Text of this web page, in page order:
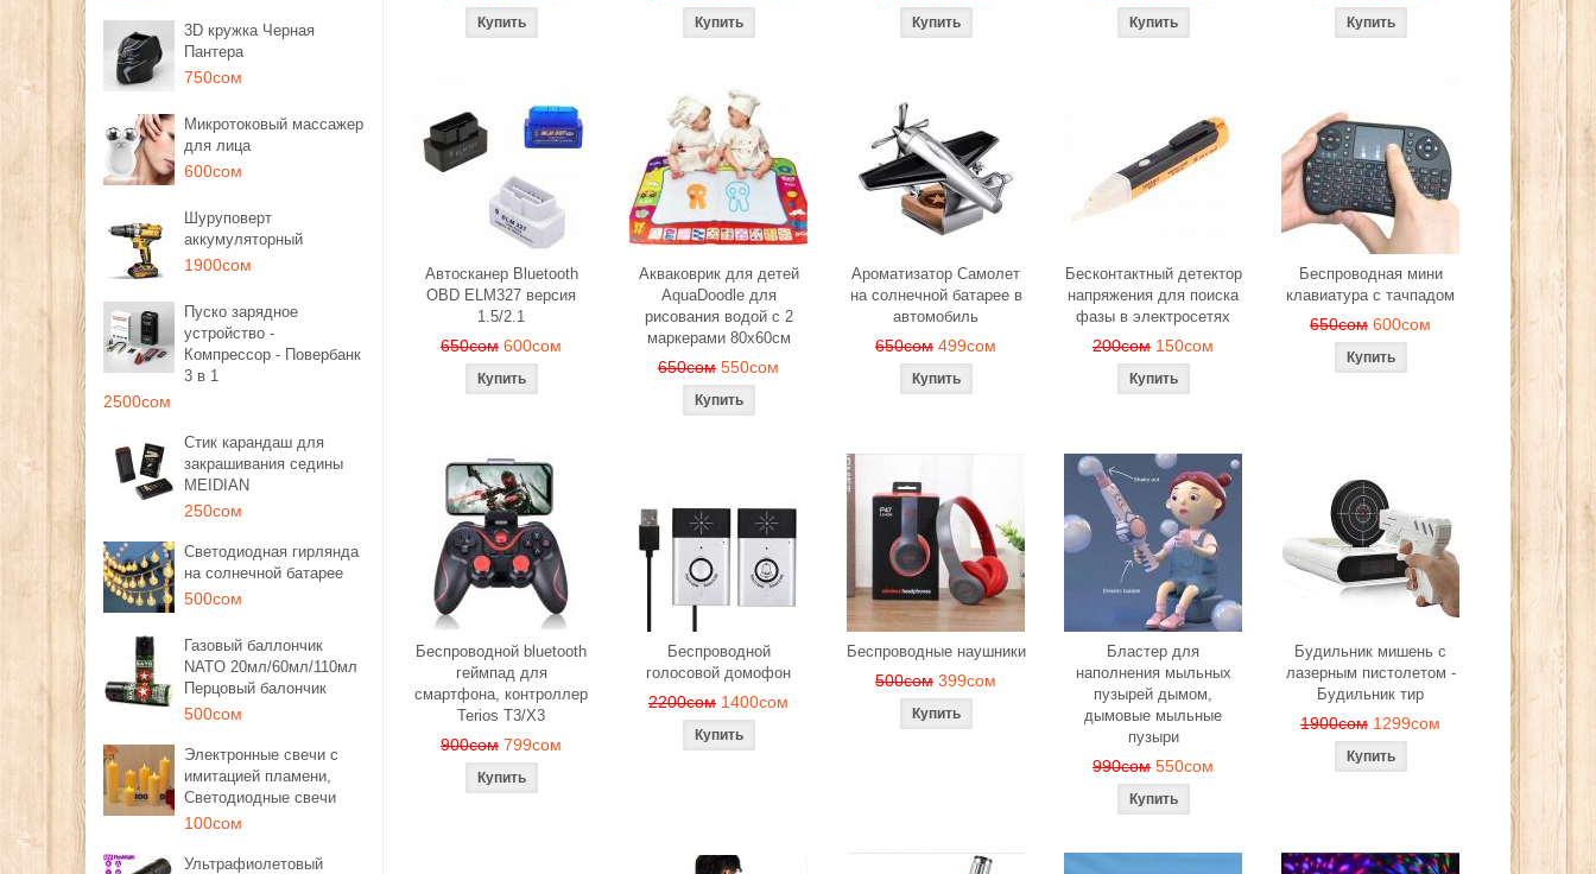
3D кружка Черная
Пантера
750сом
Микротоковый массажер
для лица
600сом
Шуруповерт
аккумуляторный
1900сом
Пуско зарядное
устройство -
Компрессор - Повербанк
3 в 1
2500сом
Стик карандаш для
закрашивания седины
MEIDIAN
250сом
Светодиодная гирлянда
на солнечной батарее
500сом
Газовый баллончик
NATO 20мл/60мл/110мл
Перцовый балончик
500сом
Электронные свечи с
имитацией пламени,
Светодиодные свечи
100сом
Ультрафиолетовый
Автосканер Bluetooth
OBD ELM327 версия
1.5/2.1
650сом 600сом
Акваковрик для детей
AquaDoodle для
рисования водой с 2
маркерами 80х60см
650сом 550сом
Ароматизатор Самолет
на солнечной батарее в
автомобиль
650сом 499сом
Бесконтактный детектор
напряжения для поиска
фазы в электросетях
200сом 150сом
Беспроводная мини
клавиатура с тачпадом
650сом 600сом
Беспроводной bluetooth
геймпад для
смартфона, контроллер
Terios T3/X3
900сом 799сом
Беспроводной
голосовой домофон
2200сом 1400сом
Беспроводные наушники
500сом 399сом
Бластер для
наполнения мыльных
пузырей дымом,
дымовые мыльные
пузыри
990сом 550сом
Будильник мишень с
лазерным пистолетом -
Будильник тир
1900сом 1299сом